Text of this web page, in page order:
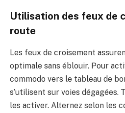
Utilisation des feux de
route
Les feux de croisement
optimale sans éblouir. Pour
commodo vers le tableau de
s’utilisent sur voies dégagées.
les activer. Alternez selon les